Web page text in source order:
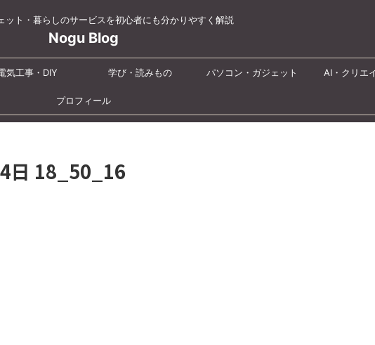
ット・暮らしのサービスを初心者にも分かりやすく解説
Nogu Blog
気工事・DIY 学び・読みもの パソコン・ガジェット AI・クリエ
プロフィール
日 18_50_16